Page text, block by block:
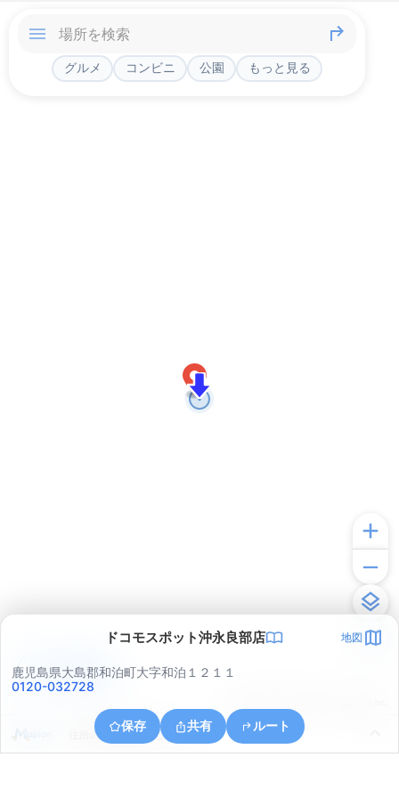
グルメ コンビニ 公園 もっと見る
ドコモスポット沖永良部店 地図
鹿児島県大島郡和泊町大字和泊１２１１
0120-032728
保存 共有 ルート
住所の取得に失敗しました
アプリで見る